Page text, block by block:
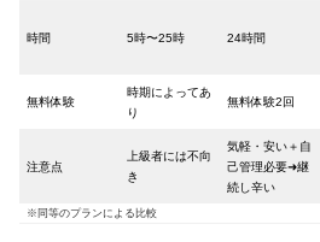
時間 5時〜25時 24時間
無料体験
時期によってあ
り
無料体験2回
注意点
上級者には不向
き
気軽・安い＋自
己管理必要➜継
続し辛い
※同等のプランによる比較